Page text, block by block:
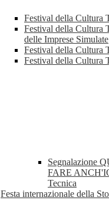
Festival della Cultura
Festival della Cultura
delle Imprese Simulate
Festival della Cultura
Festival della Cultura
Segnalazione
FARE
Tecnica
Festa internazionale della